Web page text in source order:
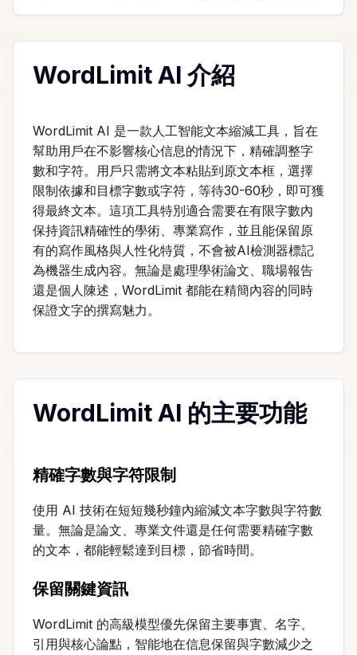
WordLimit AI 介紹
WordLimit AI 是一款人工智能文本縮減工具，旨在
幫助用戶在不影響核心信息的情況下，精確調整字
數和字符。用戶只需將文本粘貼到原文本框，選擇
限制依據和目標字數或字符，等待30-60秒，即可獲
得最終文本。這項工具特別適合需要在有限字數內
保持資訊精確性的學術、專業寫作，並且能保留原
有的寫作風格與人性化特質，不會被AI檢測器標記
為機器生成內容。無論是處理學術論文、職場報告
還是個人陳述，WordLimit 都能在精簡內容的同時
保證文字的撰寫魅力。
WordLimit AI 的主要功能
精確字數與字符限制
使用 AI 技術在短短幾秒鐘內縮減文本字數與字符數
量。無論是論文、專業文件還是任何需要精確字數
的文本，都能輕鬆達到目標，節省時間。
保留關鍵資訊
WordLimit 的高級模型優先保留主要事實、名字、
引用與核心論點，智能地在信息保留與字數減少之